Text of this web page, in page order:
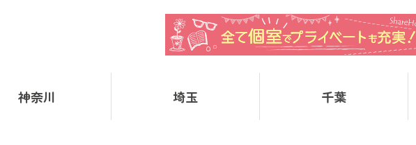
神奈川 埼玉 千葉